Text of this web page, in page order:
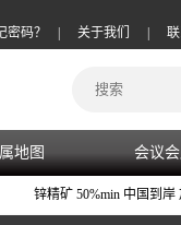
联
关于我们
密码？
地图 会议
锌精矿 50%min 中国到岸 加